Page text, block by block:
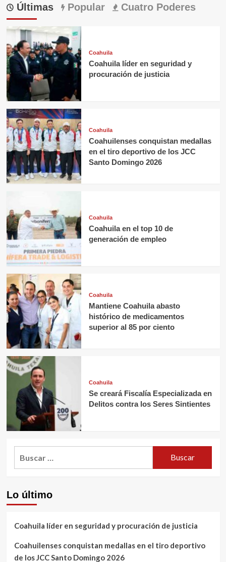
Últimas Popular Cuatro Poderes
Coahuila
Coahuila líder en seguridad y
procuración de justicia
Coahuila
Coahuilenses conquistan medallas
en el tiro deportivo de los JCC
Santo Domingo 2026
Coahuila
Coahuila en el top 10 de
generación de empleo
Coahuila
Mantiene Coahuila abasto
histórico de medicamentos
superior al 85 por ciento
Coahuila
Se creará Fiscalía Especializada en
Delitos contra los Seres Sintientes
Lo último
Coahuila líder en seguridad y procuración de justicia
Coahuilenses conquistan medallas en el tiro deportivo
de los JCC Santo Domingo 2026